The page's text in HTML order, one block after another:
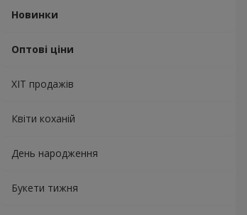
Новинки
Оптові ціни
ХІТ продажів
Квіти коханій
День народження
Букети тижня